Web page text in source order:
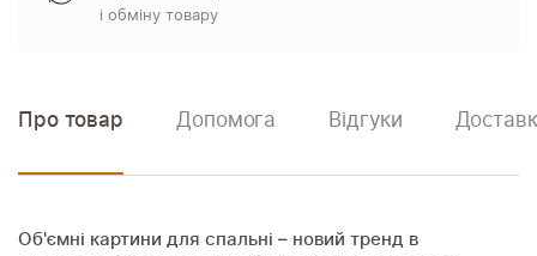
і обміну товару
Про товар Допомога Відгуки
Об'ємні картини для спальні – новий тренд в